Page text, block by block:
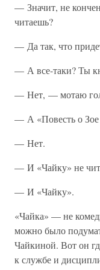
— Значит, не
читаешь?
— Да так, что
— А все-таки? Ты
— Нет, — мотаю
— А «Повесть о
— Нет.
— И «Чайку» не
— И «Чайку».
«Чайка» — не
можно было
Чайкиной. Вот он
к службе и